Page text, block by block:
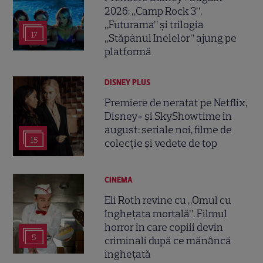
17
2026: „Camp Rock 3”,
„Futurama” și trilogia
„Stăpânul Inelelor” ajung pe
platformă
15
DISNEY PLUS
Premiere de neratat pe Netflix,
Disney+ și SkyShowtime în
august: seriale noi, filme de
colecție și vedete de top
5
CINEMA
Eli Roth revine cu „Omul cu
înghețata mortală”. Filmul
horror în care copiii devin
criminali după ce mănâncă
înghețată